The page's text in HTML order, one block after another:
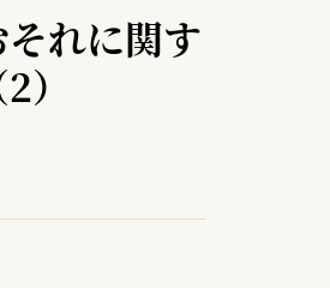
れに関す